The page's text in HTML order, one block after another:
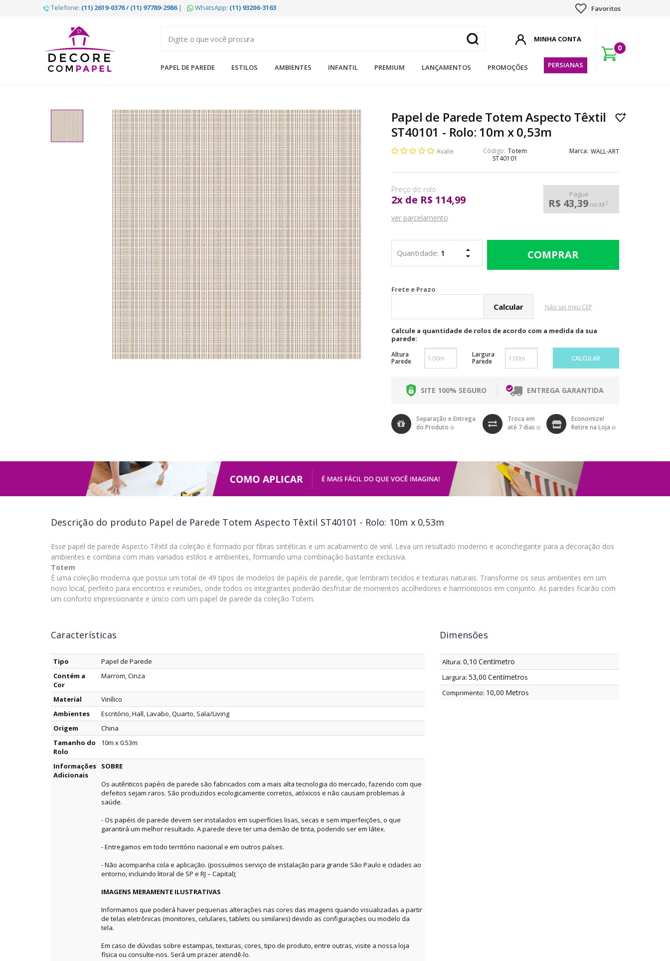
Telefone: (11) 2619-0376 / (11) 97789-2986| WhatsApp: (11) 93206-3163 Favoritos
PAPEL DE PAREDE ESTILOS AMBIENTES INFANTIL PREMIUM LANÇAMENTOS PROMOÇÕES PERSIANAS
0
Decore
com
papel
pioneira
Internet
Papel de Parede Totem Aspecto Têxtil
ST40101 - Rolo: 10m x 0,53m
Avalie
Totem
ST40101
WALL-ART
2xde R$ 114,99 Pague
R$ 43,39 no M2
ver parcelamento
Não sei meu CEP
Calcule a quantidade de rolos de acordo com a medida da sua
parede:
Altura
Parede
Largura
Parede
CALCULAR
SITE 100% SEGURO ENTREGA GARANTIDA
Separação e Entrega
do Produto
Troca em
até 7 dias
Economize!
Retire na Loja
Descrição do produto Papel de Parede Totem Aspecto Têxtil ST40101 - Rolo: 10m x 0,53m
Esse papel de parede Aspecto Têxtil da coleção é formado por fibras sintéticas e um acabamento de vinil. Leva um resultado moderno e aconchegante para a decoração dos
ambientes e combina com mais variados estilos e ambientes, formando uma combinação bastante exclusiva.
Totem
É uma coleção moderna que possui um total de 49 tipos de modelos de papéis de parede, que lembram tecidos e texturas naturais. Transforme os seus ambientes em um
novo local, perfeito para encontros e reuniões, onde todos os integrantes poderão desfrutar de momentos acolhedores e harmoniosos em conjunto. As paredes ficarão com
um conforto impressionante e único com um papel de parede da coleção Totem.
Características
Tipo
Papel de Parede
Contém a
Cor
Marrom, Cinza
Material
Vinílico
Ambientes
Escritório, Hall, Lavabo, Quarto, Sala/Living
Origem
China
Tamanho do
Rolo
10m x 0.53m
Informações
Adicionais
SOBRE
Os autênticos papéis de parede são fabricados com a mais alta tecnologia do mercado, fazendo com que
defeitos sejam raros. São produzidos ecologicamente corretos, atóxicos e não causam problemas à
saúde.
- Os papéis de parede devem ser instalados em superfícies lisas, secas e sem imperfeições, o que
garantirá um melhor resultado. A parede deve ter uma demão de tinta, podendo ser em látex.
- Entregamos em todo território nacional e em outros países.
- Não acompanha cola e aplicação. (possuímos serviço de instalação para grande São Paulo e cidades ao
entorno, incluindo litoral de SP e RJ – Capital);
IMAGENS MERAMENTE ILUSTRATIVAS
Informamos que poderá haver pequenas alterações nas cores das imagens quando visualizadas a partir
de telas eletrônicas (monitores, celulares, tablets ou similares) devido as configurações ou modelo da
tela.
Em caso de dúvidas sobre estampas, texturas, cores, tipo de produto, entre outras, visite a nossa loja
física ou consulte-nos. Será um prazer atendê-lo.
Dimensões
Altura: 0,10 Centímetro
Largura: 53,00 Centímetros
Comprimento: 10,00 Metros